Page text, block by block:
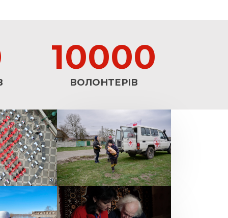
10000
ВОЛОНТЕРІВ